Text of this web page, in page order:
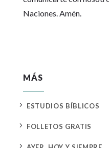
Naciones. Amén.
MÁS
5 ESTUDIOS BÍBLICOS
5 FOLLETOS GRATIS
5